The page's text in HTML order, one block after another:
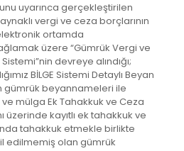
uyarınca gerçekleştirilen
vergi ve ceza borçlarının
ortamda
üzere “Gümrük Vergi ve
devreye alındığı;
BİLGE Sistemi Detaylı Beyan
gümrük beyannameleri ile
mülga Ek Tahakkuk ve Ceza
üzerinde kayıtlı ek tahakkuk ve
tahakkuk etmekle birlikte
edilmemiş olan gümrük